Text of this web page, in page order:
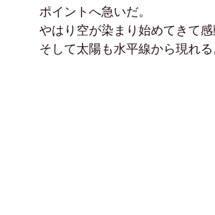
ポイントへ急いだ。
やはり空が染まり始めてきて感
そして太陽も水平線から現れる